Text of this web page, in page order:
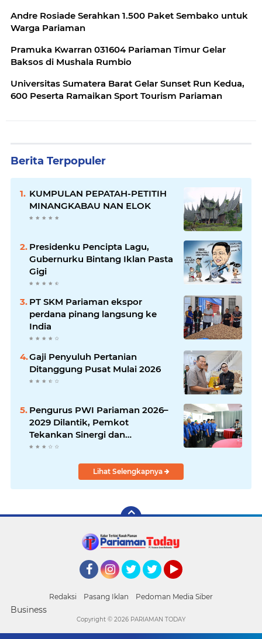
Andre Rosiade Serahkan 1.500 Paket Sembako untuk
Warga Pariaman
Pramuka Kwarran 031604 Pariaman Timur Gelar
Baksos di Mushala Rumbio
Universitas Sumatera Barat Gelar Sunset Run Kedua,
600 Peserta Ramaikan Sport Tourism Pariaman
Berita Terpopuler
KUMPULAN PEPATAH-PETITIH
MINANGKABAU NAN ELOK
Presidenku Pencipta Lagu,
Gubernurku Bintang Iklan Pasta
Gigi
PT SKM Pariaman ekspor
perdana pinang langsung ke
India
Gaji Penyuluh Pertanian
Ditanggung Pusat Mulai 2026
Pengurus PWI Pariaman 2026–
2029 Dilantik, Pemkot
Tekankan Sinergi dan
Profesionalisme Pers
Lihat Selengkapnya
Redaksi Pasang Iklan Pedoman Media Siber
Business
Copyright © 2026 PARIAMAN TODAY